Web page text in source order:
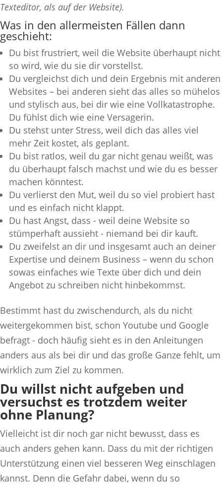
Texteditor, als auf der Website).
Was in den allermeisten Fällen dann
geschieht:
Du bist frustriert, weil die Website überhaupt nicht
so wird, wie du sie dir vorstellst.
Du vergleichst dich und dein Ergebnis mit anderen
Websites – bei anderen sieht das alles so mühelos
und stylisch aus, bei dir wie eine Vollkatastrophe.
Du fühlst dich wie eine Versagerin.
Du stehst unter Stress, weil dich das alles viel
mehr Zeit kostet, als geplant.
Du bist ratlos, weil du gar nicht genau weißt, was
du überhaupt falsch machst und wie du es besser
machen könntest.
Du verlierst den Mut, weil du so viel probiert hast
und es einfach nicht klappt.
Du hast Angst, dass - weil deine Website so
stümperhaft aussieht - niemand bei dir kauft.
Du zweifelst an dir und insgesamt auch an deiner
Expertise und deinem Business – wenn du schon
sowas einfaches wie Texte über dich und dein
Angebot zu schreiben nicht hinbekommst.
Bestimmt hast du zwischendurch, als du nicht
weitergekommen bist, schon Youtube und Google
befragt - doch häufig sieht es in den Anleitungen
anders aus als bei dir und das große Ganze fehlt, um
wirklich zum Ziel zu kommen.
Du willst nicht aufgeben und
versuchst es trotzdem weiter
ohne Planung?
Vielleicht ist dir noch gar nicht bewusst, dass es
auch anders gehen kann. Dass du mit der richtigen
Unterstützung einen viel besseren Weg einschlagen
kannst. Denn die Gefahr dabei, wenn du so